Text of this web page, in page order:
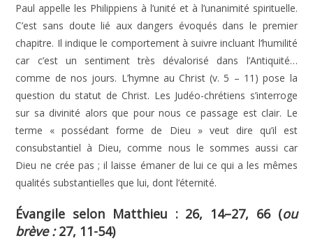
Paul appelle les Philippiens à l’unité et à l’unanimité spirituelle.
C’est sans doute lié aux dangers évoqués dans le premier
chapitre. Il indique le comportement à suivre incluant l’humilité
car c’est un sentiment très dévalorisé dans l’Antiquité…
comme de nos jours. L’hymne au Christ (v. 5 – 11) pose la
question du statut de Christ. Les Judéo-chrétiens s’interroge
sur sa divinité alors que pour nous ce passage est clair. Le
terme « possédant forme de Dieu » veut dire qu’il est
consubstantiel à Dieu, comme nous le sommes aussi car
Dieu ne crée pas ; il laisse émaner de lui ce qui a les mêmes
qualités substantielles que lui, dont l’éternité.
Évangile selon Matthieu : 26, 14–27, 66 (ou
brève :27, 11-54)